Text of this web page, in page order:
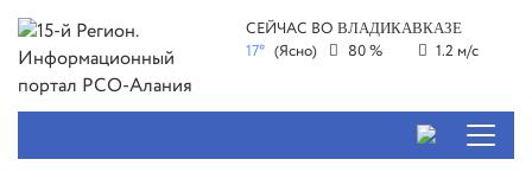
СЕЙЧАС ВОВЛАДИКАВКАЗЕ
17° (Ясно) 80 % 1.2 м/с